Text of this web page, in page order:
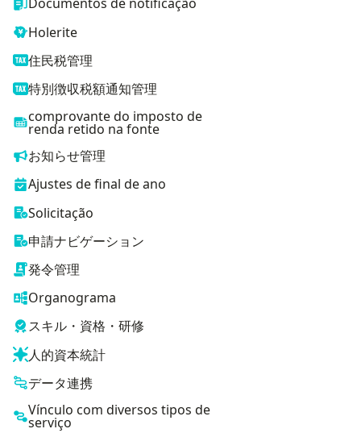
Documentos de notificação
Holerite
住民税管理
特別徴収税額通知管理
comprovante do imposto de
renda retido na fonte
お知らせ管理
Ajustes de final de ano
Solicitação
申請ナビゲーション
発令管理
Organograma
スキル・資格・研修
人的資本統計
データ連携
Vínculo com diversos tipos de
serviço